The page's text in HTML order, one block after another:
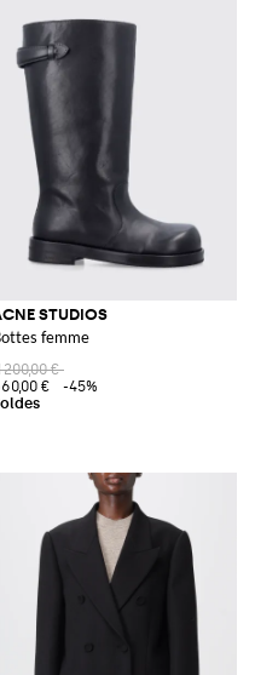
STUDIOS
femme
200,00 €
€
-45%